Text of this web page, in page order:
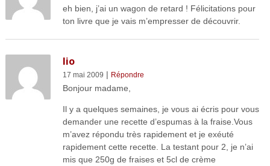
eh bien, j’ai un wagon de retard ! Félicitations pour
ton livre que je vais m’empresser de découvrir.
lio
17 mai 2009 | Répondre
Bonjour madame,
Il y a quelques semaines, je vous ai écris pour vous
demander une recette d’espumas à la fraise.Vous
m’avez répondu très rapidement et je exéuté
rapidement cette recette. La testant pour 2, je n’ai
mis que 250g de fraises et 5cl de crème